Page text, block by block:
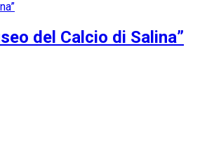
del Calcio di Salina”